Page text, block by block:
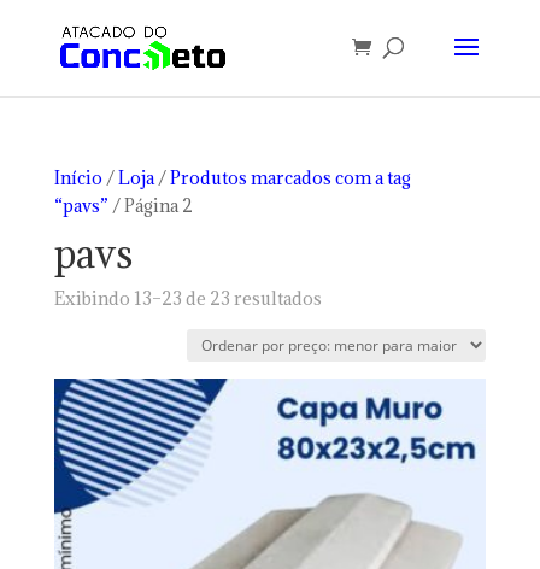
Início /Loja/Produtos marcados com a tag
“pavs” / Página 2
pavs
Exibindo 13–23 de 23 resultadosClassificado
preço:
baixo
para
alto